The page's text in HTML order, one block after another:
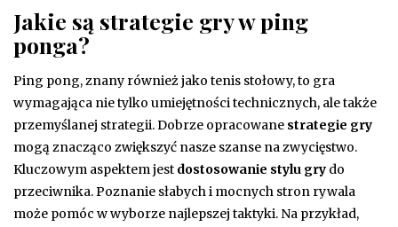
Jakie są strategie gry w ping
ponga?
Ping pong, znany również jako tenis stołowy, to gra
wymagająca nie tylko umiejętności technicznych, ale także
przemyślanej strategii. Dobrze opracowane strategie gry
mogą znacząco zwiększyć nasze szanse na zwycięstwo.
Kluczowym aspektem jest dostosowanie stylu gry do
przeciwnika. Poznanie słabych i mocnych stron rywala
może pomóc w wyborze najlepszej taktyki. Na przykład,